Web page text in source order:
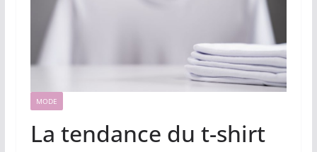
MODE
La tendance du t-shirt